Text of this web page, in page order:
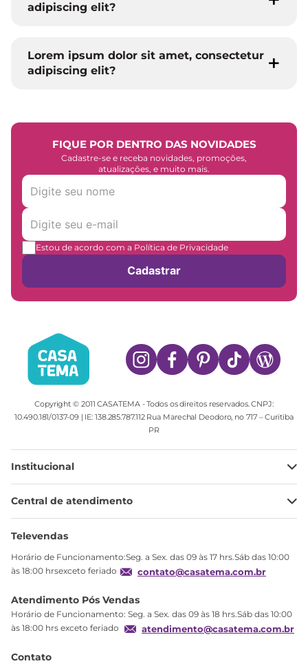
adipiscing elit?
Lorem ipsum dolor sit amet, consectetur
adipiscing elit?
FIQUE POR DENTRO DAS NOVIDADES
Cadastre-se e receba novidades, promoções,
atualizações, e muito mais.
Estou de acordo com a Política de Privacidade
Cadastrar
Copyright © 2011 CASATEMA - Todos os direitos reservados. CNPJ:
10.490.181/0137-09 | IE: 138.285.787.112 Rua Marechal Deodoro, no 717 – Curitiba
PR
Institucional
Minha Conta
Meus pedidos
Troca
Garantia
Central de atendimento
Ajuda
Televendas
Horário de Funcionamento:Seg. a Sex. das 09 às 17 hrs.Sáb das 10:00
às 18:00 hrsexceto feriado
contato@casatema.com.br
Atendimento Pós Vendas
Horário de Funcionamento: Seg. a Sex. das 09 às 18 hrs.Sáb das 10:00
às 18:00 hrs exceto feriado
atendimento@casatema.com.br
Contato